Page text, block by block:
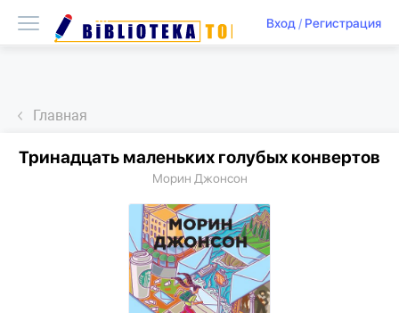
Вход/ Регистрация
Главная
Тринадцать маленьких голубых конвертов
Морин Джонсон